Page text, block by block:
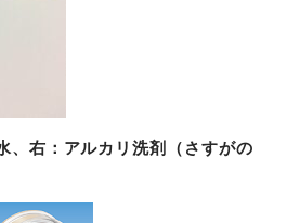
、右：アルカリ洗剤（さすがの